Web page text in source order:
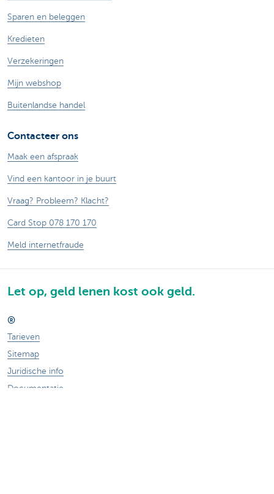
Sparen en beleggen
Kredieten
Verzekeringen
Mijn webshop
Buitenlandse handel
Contacteer ons
Maak een afspraak
Vind een kantoor in je buurt
Vraag? Probleem? Klacht?
Card Stop 078 170 170
Meld internetfraude
Let op, geld lenen kost ook geld.
®
Tarieven
Sitemap
Juridische info
Documentatie